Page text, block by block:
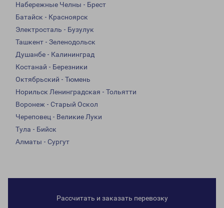
Набережные Челны - Брест
Батайск - Красноярск
Электросталь - Бузулук
Ташкент - Зеленодольск
Душанбе - Калининград
Костанай - Березники
Октябрьский - Тюмень
Норильск Ленинградская - Тольятти
Воронеж - Старый Оскол
Череповец - Великие Луки
Тула - Бийск
Алматы - Сургут
Рассчитать и заказать перевозку